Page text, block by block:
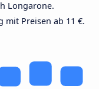
Longarone.
mit Preisen ab 11 €.